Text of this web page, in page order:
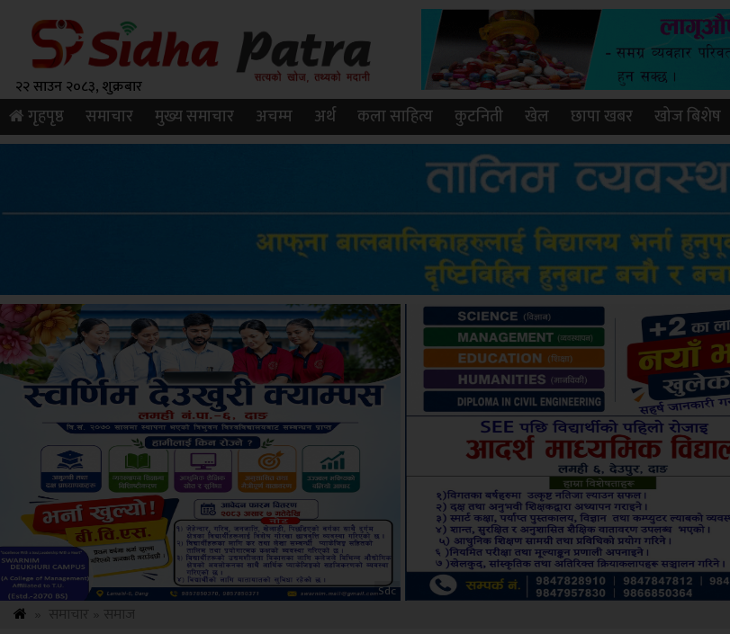
२२ साउन २०८३, शुक्रबार
गृहपृष्ठ समाचार मुख्य समाचार अचम्म अर्थ कला साहित्य कुटनिती खेल छापा खबर खोज बिशेष
Amb